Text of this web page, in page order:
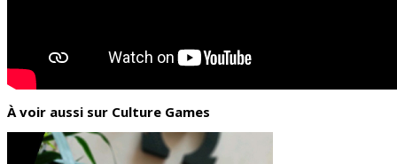
À voir aussi sur Culture Games